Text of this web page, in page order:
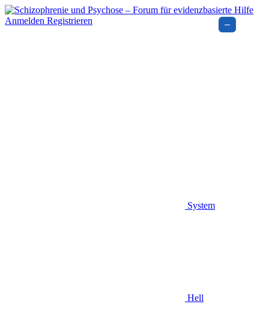
Anmelden Registrieren
System
Hell
–